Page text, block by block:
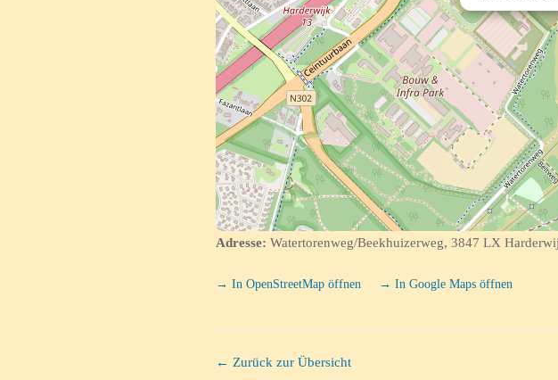
Adresse: Watertorenweg/Beekhuizerweg, 3847 LX
→ In OpenStreetMap öffnen → In Google Maps öffnen
← Zurück zur Übersicht